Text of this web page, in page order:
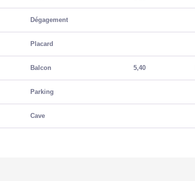
Dégagement
Placard
Balcon 5,40
Parking
Cave